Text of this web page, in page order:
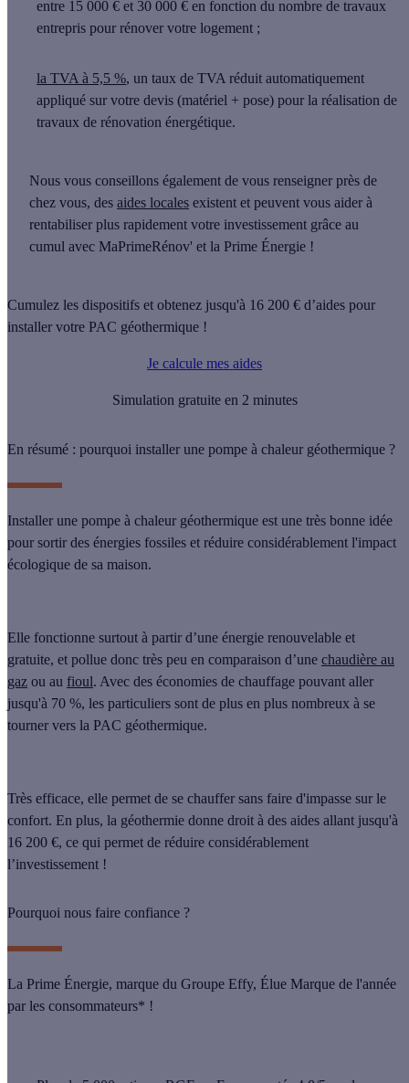
entre 15 000 € et 30 000 € en fonction du nombre de travaux
entrepris pour rénover votre logement ;
la TVA à 5,5 %, un taux de TVA réduit automatiquement
appliqué sur votre devis (matériel + pose) pour la réalisation de
travaux de rénovation énergétique.
Nous vous conseillons également de vous renseigner près de
chez vous, des aides locales existent et peuvent vous aider à
rentabiliser plus rapidement votre investissement grâce au
cumul avec MaPrimeRénov' et la Prime Énergie !
Cumulez les dispositifs et obtenez jusqu'à 16 200 € d’aides pour
installer votre PAC géothermique !
Je calcule mes aides
Simulation gratuite en 2 minutes
En résumé : pourquoi installer une pompe à chaleur géothermique ?
Installer une pompe à chaleur géothermique est une très bonne idée
pour sortir des énergies fossiles et réduire considérablement l'impact
écologique de sa maison.
Elle fonctionne surtout à partir d’une énergie renouvelable et
gratuite, et pollue donc très peu en comparaison d’une chaudière au
gaz ou au fioul. Avec des économies de chauffage pouvant aller
jusqu'à 70 %, les particuliers sont de plus en plus nombreux à se
tourner vers la PAC géothermique.
Très efficace, elle permet de se chauffer sans faire d'impasse sur le
confort. En plus, la géothermie donne droit à des aides allant jusqu'à
16 200 €, ce qui permet de réduire considérablement
l’investissement !
Pourquoi nous faire confiance ?
La Prime Énergie, marque du Groupe Effy, Élue Marque de l'année
par les consommateurs* !